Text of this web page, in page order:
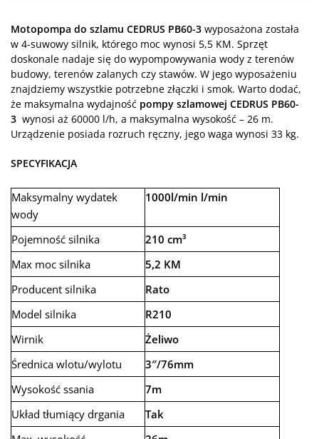
Motopompa do szlamu CEDRUS PB60-3 wyposażona została
w 4-suwowy silnik, którego moc wynosi 5,5 KM. Sprzęt
doskonale nadaje się do wypompowywania wody z terenów
budowy, terenów zalanych czy stawów. W jego wyposażeniu
znajdziemy wszystkie potrzebne złączki i smok. Warto dodać,
że maksymalna wydajność pompy szlamowej CEDRUS PB60-
3 wynosi aż 60000 l/h, a maksymalna wysokość – 26 m.
Urządzenie posiada rozruch ręczny, jego waga wynosi 33 kg.
SPECYFIKACJA
Maksymalny wydatek
wody
1000l/min l/min
Pojemność silnika
210 cm³
Max moc silnika
5,2 KM
Producent silnika
Rato
Model silnika
R210
Wirnik
Żeliwo
Średnica wlotu/wylotu
3″/76mm
Wysokość ssania
7m
Układ tłumiący drgania
Tak